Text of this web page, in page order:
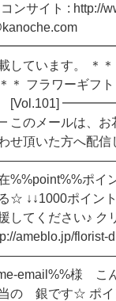
コンサイト :
しています。 ＊
＊ フラワーギフ
[Vol.101]
のメールは、お
せ頂いた方へ配信
%%point%%ポ
☆ ↓↓1000ポイン
してください♪
ameblo.jp/florist-
email%%様 こ
の 銀です☆ ポイ